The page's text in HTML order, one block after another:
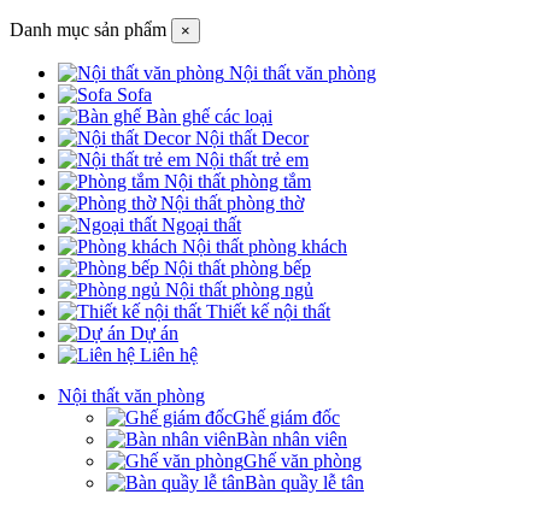
Danh mục sản phẩm ×
Nội thất văn phòng
Sofa
Bàn ghế các loại
Nội thất Decor
Nội thất trẻ em
Nội thất phòng tắm
Nội thất phòng thờ
Ngoại thất
Nội thất phòng khách
Nội thất phòng bếp
Nội thất phòng ngủ
Thiết kế nội thất
Dự án
Liên hệ
Nội thất văn phòng
Ghế giám đốc
Bàn nhân viên
Ghế văn phòng
Bàn quầy lễ tân